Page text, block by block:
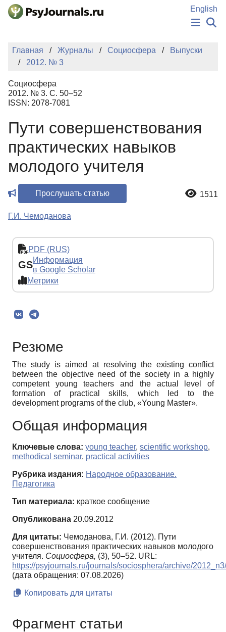
Перейти к основному содержанию
English
НОВОСТИ
Главная Журналы Социосфера
Выпуски
2012. № 3
Социосфера
2012. № 3. С. 50–52
ISSN: 2078-7081
Пути совершенствования
практических навыков
молодого учителя
Прослушать статью 1511
Г.И. Чемоданова
PDF (RUS)
GSИнформация
в Google Scholar
Метрики
Резюме
The study is aimed at resolving the existing conflict
between the objective need of the society in a highly
competent young teachers and the actual level of
formation of practical skills, which led to the
development programs of the club, «Young Master».
Общая информация
Ключевые слова: young teacher, scientific workshop,
methodical seminar, practical activities
Рубрика издания: Народное образование.
Педагогика
Тип материала: краткое сообщение
Опубликована 20.09.2012
Для цитаты: Чемоданова, Г.И. (2012). Пути
совершенствования практических навыков молодого
учителя. Социосфера, (3), 50–52. URL:
https://psyjournals.ru/journals/sociosphera/archive/
(дата обращения: 07.08.2026)
Копировать для цитаты
Фрагмент статьи